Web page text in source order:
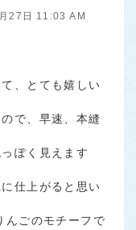
27日 11:03 AM
、とても嬉しい
で、早速、本縫
ぽく見えます
仕上がると思い
んごのモチーフで